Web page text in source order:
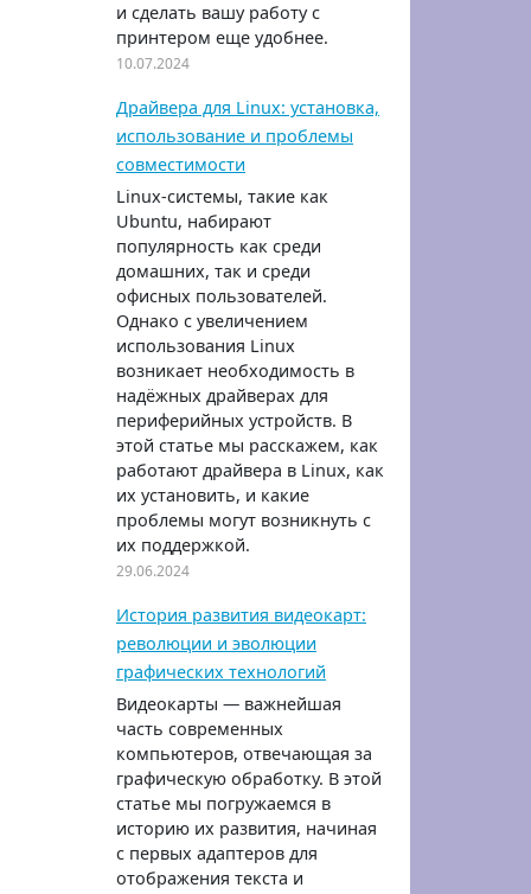
и сделать вашу работу с
принтером еще удобнее.
10.07.2024
Драйвера для Linux: установка,
использование и проблемы
совместимости
Linux-системы, такие как
Ubuntu, набирают
популярность как среди
домашних, так и среди
офисных пользователей.
Однако с увеличением
использования Linux
возникает необходимость в
надёжных драйверах для
периферийных устройств. В
этой статье мы расскажем, как
работают драйвера в Linux, как
их установить, и какие
проблемы могут возникнуть с
их поддержкой.
29.06.2024
История развития видеокарт:
революции и эволюции
графических технологий
Видеокарты — важнейшая
часть современных
компьютеров, отвечающая за
графическую обработку. В этой
статье мы погружаемся в
историю их развития, начиная
с первых адаптеров для
отображения текста и